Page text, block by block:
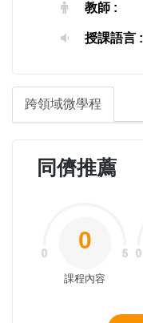
教師 :
授課語言 :
跨領域微學程
同儕推薦
0
課程內容